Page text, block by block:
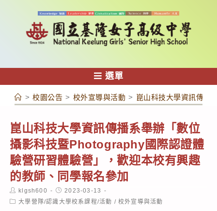
容
選單
> 校園公告 > 校外宣導與活動 > 崑山科技大學資訊傳播
崑山科技大學資訊傳播系舉辦「數位
攝影科技暨Photography國際認證體
驗營研習體驗營」，歡迎本校有興趣
的教師、同學報名參加
Post
author:
klgsh600
Post
published:
2023-03-13
Post大學營隊/認識大學校系課程/活動 / 校外宣導與活動